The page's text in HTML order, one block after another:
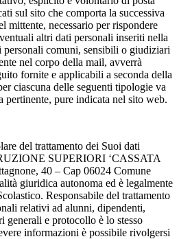
sul sito che comporta la successiva
mittente, necessario per rispondere
altri dati personali inseriti nella
comuni, sensibili o giudiziari
nel corpo della mail, avverrà
fornite e applicabili a seconda della
ciascuna delle seguenti tipologie va
pure indicata nel sito web.
del trattamento dei Suoi dati
SUPERIORI ‘CASSATA
40 – Cap 06024 Comune
giuridica autonoma ed è legalmente
Responsabile del trattamento
relativi ad alunni, dipendenti,
e protocollo è lo stesso
informazioni è possibile rivolgersi